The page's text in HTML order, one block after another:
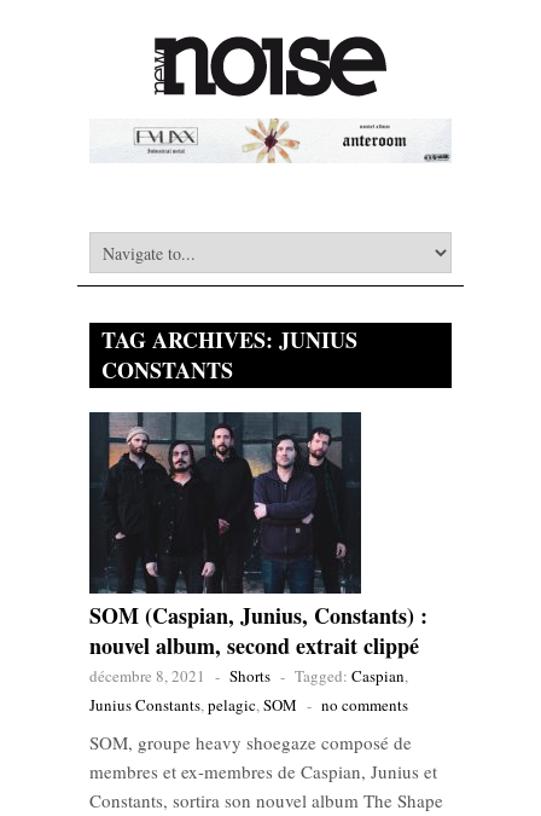
TAG ARCHIVES: JUNIUS
CONSTANTS
SOM (Caspian, Junius, Constants) :
nouvel album, second extrait clippé
décembre 8, 2021 - Shorts - Tagged: Caspian,
Junius Constants,pelagic,SOM - no comments
SOM, groupe heavy shoegaze composé de
membres et ex-membres de Caspian, Junius et
Constants, sortira son nouvel album The Shape